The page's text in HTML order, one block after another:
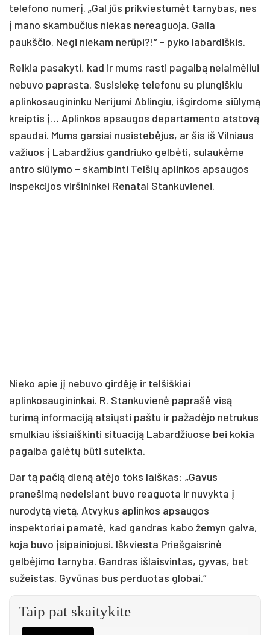
telefono numerį. „Gal jūs prikviestumėt tarnybas, nes
į mano skambučius niekas nereaguoja. Gaila
paukščio. Negi niekam nerūpi?!“ – pyko labardiškis.
Reikia pasakyti, kad ir mums rasti pagalbą nelaimėliui
nebuvo paprasta. Susisiekę telefonu su plungiškiu
aplinkosaugininku Nerijumi Ablingiu, išgirdome siūlymą
kreiptis į… Aplinkos apsaugos departamento atstovą
spaudai. Mums garsiai nusistebėjus, ar šis iš Vilniaus
važiuos į Labardžius gandriuko gelbėti, sulaukėme
antro siūlymo – skambinti Telšių aplinkos apsaugos
inspekcijos viršininkei Renatai Stankuvienei.
Nieko apie jį nebuvo girdėję ir telšiškiai
aplinkosaugininkai. R. Stankuvienė paprašė visą
turimą informaciją atsiųsti paštu ir pažadėjo netrukus
smulkiau išsiaiškinti situaciją Labardžiuose bei kokia
pagalba galėtų būti suteikta.
Dar tą pačią dieną atėjo toks laiškas: „Gavus
pranešimą nedelsiant buvo reaguota ir nuvykta į
nurodytą vietą. Atvykus aplinkos apsaugos
inspektoriai pamatė, kad gandras kabo žemyn galva,
koja buvo įsipainiojusi. Iškviesta Priešgaisrinė
gelbėjimo tarnyba. Gandras išlaisvintas, gyvas, bet
sužeistas. Gyvūnas bus perduotas globai.“
Taip pat skaitykite